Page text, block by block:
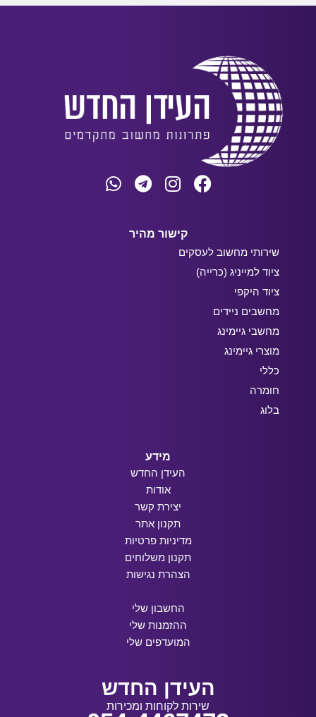
קישור מהיר
שירותי מחשוב לעסקים
ציוד למייניג (כרייה)
ציוד היקפי
מחשבים ניידים
מחשבי גיימינג
מוצרי גיימינג
כללי
חומרה
בלוג
מידע
העידן החדש
אודות
יצירת קשר
תקנון אתר
מדיניות פרטיות
תקנון משלוחים
הצהרת נגישות
החשבון שלי
ההזמנות שלי
המועדפים שלי
העידן החדש
שירות לקוחות ומכירות